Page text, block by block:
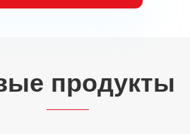
продукты